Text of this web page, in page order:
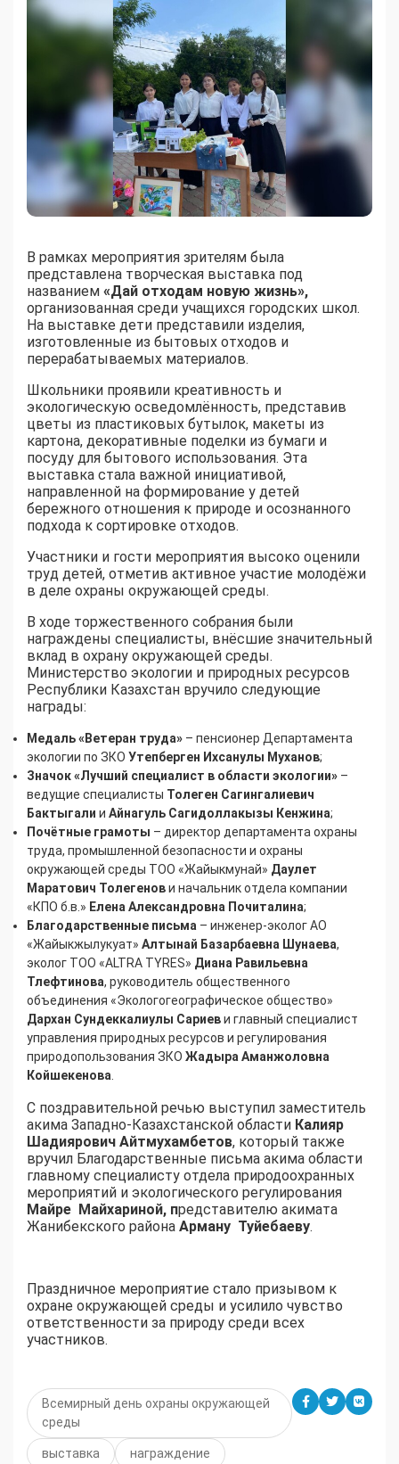
В рамках мероприятия зрителям была
представлена творческая выставка под
названием «Дай отходам новую жизнь»,
организованная среди учащихся городских школ.
На выставке дети представили изделия,
изготовленные из бытовых отходов и
перерабатываемых материалов.
Школьники проявили креативность и
экологическую осведомлённость, представив
цветы из пластиковых бутылок, макеты из
картона, декоративные поделки из бумаги и
посуду для бытового использования. Эта
выставка стала важной инициативой,
направленной на формирование у детей
бережного отношения к природе и осознанного
подхода к сортировке отходов.
Участники и гости мероприятия высоко оценили
труд детей, отметив активное участие молодёжи
в деле охраны окружающей среды.
В ходе торжественного собрания были
награждены специалисты, внёсшие значительный
вклад в охрану окружающей среды.
Министерство экологии и природных ресурсов
Республики Казахстан вручило следующие
награды:
Медаль «Ветеран труда» – пенсионер Департамента
экологии по ЗКО Утепберген Ихсанулы Муханов;
Значок «Лучший специалист в области экологии» –
ведущие специалисты Толеген Сагингалиевич
Бактыгали и Айнагуль Сагидоллакызы Кенжина;
Почётные грамоты – директор департамента охраны
труда, промышленной безопасности и охраны
окружающей среды ТОО «Жайыкмунай» Даулет
Маратович Толегенови начальник отдела компании
«КПО б.в.» Елена Александровна Почиталина;
Благодарственные письма – инженер-эколог АО
«Жайыкжылукуат» Алтынай Базарбаевна Шунаева,
эколог ТОО «ALTRA TYRES» Диана Равильевна
Тлефтинова, руководитель общественного
объединения «Экологогеографическое общество»
Дархан Сундеккалиулы Сариеви главный специалист
управления природных ресурсов и регулирования
природопользования ЗКО Жадыра Аманжоловна
Койшекенова
С поздравительной речью выступил заместитель
акима Западно-Казахстанской области Калияр
Шадиярович Айтмухамбетов, который также
вручил Благодарственные письма акима области
главному специалисту отдела природоохранных
мероприятий и экологического регулирования
Майре Майхариной, представителю акимата
Жанибекского района Арману Туйебаеву.
Праздничное мероприятие стало призывом к
охране окружающей среды и усилило чувство
ответственности за природу среди всех
участников.
Всемирный день охраны окружающей
среды
выставка награждение